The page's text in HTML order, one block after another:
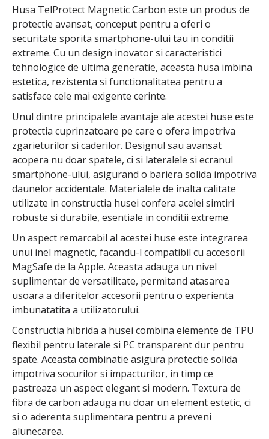
Husa TelProtect Magnetic Carbon este un produs de
protectie avansat, conceput pentru a oferi o
securitate sporita smartphone-ului tau in conditii
extreme. Cu un design inovator si caracteristici
tehnologice de ultima generatie, aceasta husa imbina
estetica, rezistenta si functionalitatea pentru a
satisface cele mai exigente cerinte.
Unul dintre principalele avantaje ale acestei huse este
protectia cuprinzatoare pe care o ofera impotriva
zgarieturilor si caderilor. Designul sau avansat
acopera nu doar spatele, ci si lateralele si ecranul
smartphone-ului, asigurand o bariera solida impotriva
daunelor accidentale. Materialele de inalta calitate
utilizate in constructia husei confera acelei simtiri
robuste si durabile, esentiale in conditii extreme.
Un aspect remarcabil al acestei huse este integrarea
unui inel magnetic, facandu-l compatibil cu accesorii
MagSafe de la Apple. Aceasta adauga un nivel
suplimentar de versatilitate, permitand atasarea
usoara a diferitelor accesorii pentru o experienta
imbunatatita a utilizatorului.
Constructia hibrida a husei combina elemente de TPU
flexibil pentru laterale si PC transparent dur pentru
spate. Aceasta combinatie asigura protectie solida
impotriva socurilor si impacturilor, in timp ce
pastreaza un aspect elegant si modern. Textura de
fibra de carbon adauga nu doar un element estetic, ci
si o aderenta suplimentara pentru a preveni
alunecarea.